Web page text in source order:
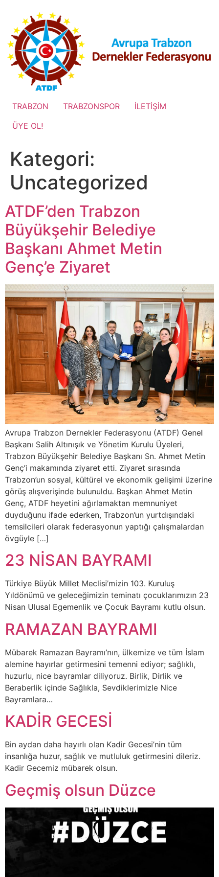
TRABZON TRABZONSPOR
İLETİŞİM
ÜYE OL!
Kategori:
Uncategorized
ATDF’den Trabzon
Büyükşehir Belediye
Başkanı Ahmet Metin
Genç’e Ziyaret
Avrupa Trabzon Dernekler Federasyonu (ATDF) Genel
Başkanı Salih Altınışık ve Yönetim Kurulu Üyeleri,
Trabzon Büyükşehir Belediye Başkanı Sn. Ahmet Metin
Genç’i makamında ziyaret etti. Ziyaret sırasında
Trabzon’un sosyal, kültürel ve ekonomik gelişimi üzerine
görüş alışverişinde bulunuldu. Başkan Ahmet Metin
Genç, ATDF heyetini ağırlamaktan memnuniyet
duyduğunu ifade ederken, Trabzon’un yurtdışındaki
temsilcileri olarak federasyonun yaptığı çalışmalardan
övgüyle […]
23 NİSAN BAYRAMI
Türkiye Büyük Millet Meclisi’mizin 103. Kuruluş
Yıldönümü ve geleceğimizin teminatı çocuklarımızın 23
Nisan Ulusal Egemenlik ve Çocuk Bayramı kutlu olsun.
RAMAZAN BAYRAMI
Mübarek Ramazan Bayramı’nın, ülkemize ve tüm İslam
alemine hayırlar getirmesini temenni ediyor; sağlıklı,
huzurlu, nice bayramlar diliyoruz. Birlik, Dirlik ve
Beraberlik içinde Sağlıkla, Sevdiklerimizle Nice
Bayramlara…
KADİR GECESİ
Bin aydan daha hayırlı olan Kadir Gecesi’nin tüm
insanlığa huzur, sağlık ve mutluluk getirmesini dileriz.
Kadir Gecemiz mübarek olsun.
Geçmiş olsun Düzce